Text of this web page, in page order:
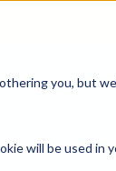
you, but
will be used in